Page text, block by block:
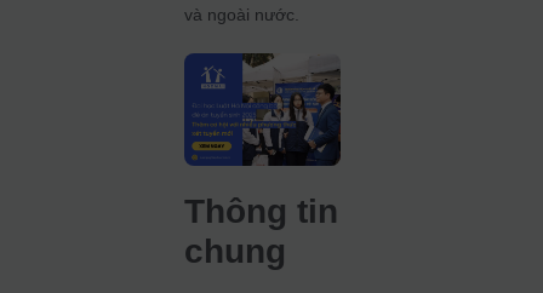
và ngoài nước.
Thông tin
chung